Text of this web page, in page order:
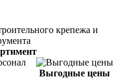
Выгодные цены